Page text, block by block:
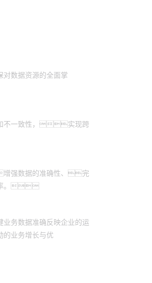
数据资源的全面掌
不一致性，实现跨
强数据的准确性、完
率。
务数据准确反映企业的运
业务增长与优